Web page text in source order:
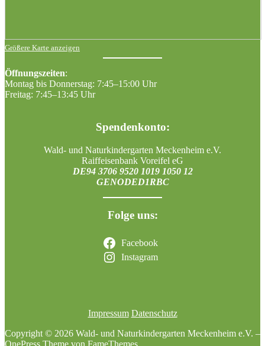
Größere Karte anzeigen
Öffnungszeiten:
Montag bis Donnerstag: 7:45–15:00 Uhr
Freitag: 7:45–13:45 Uhr
Spendenkonto:
Wald- und Naturkindergarten Meckenheim e.V.
Raiffeisenbank Voreifel eG
DE94 3706 9520 1019 1050 12
GENODED1RBC
Folge uns:
Facebook
Instagram
Impressum Datenschutz
Copyright © 2026 Wald- und Naturkindergarten Meckenheim e.V. –